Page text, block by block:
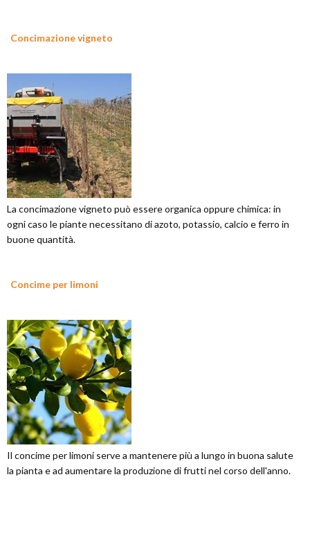
Concimazione vigneto
La concimazione vigneto può essere organica oppure chimica: in
ogni caso le piante necessitano di azoto, potassio, calcio e ferro in
buone quantità.
Concime per limoni
Il concime per limoni serve a mantenere più a lungo in buona salute
la pianta e ad aumentare la produzione di frutti nel corso dell'anno.